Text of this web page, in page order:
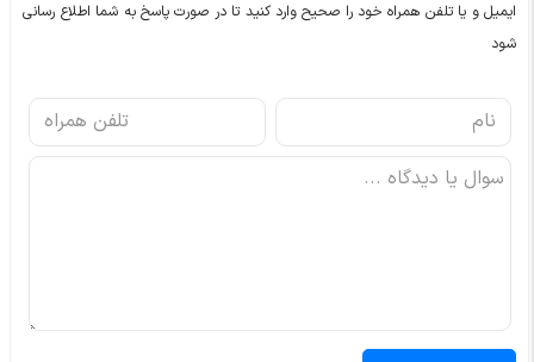
ایمیل و یا تلفن همراه خود را صحیح وارد کنید تا در صورت پاسخ به شما اطلاع رسانی
شود